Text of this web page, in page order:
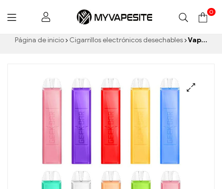
Myvapesite.de
0
Página de inicio Cigarrillos electrónicos desechables Vaporizador desechable Geek bar S1000 1000 bocanadas